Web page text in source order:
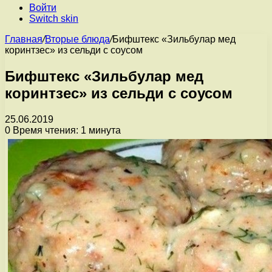
Войти
Switch skin
Главная/Вторые блюда/Бифштекс «Зильбулар мед
коринтзес» из сельди с соусом
Бифштекс «Зильбулар мед
коринтзес» из сельди с соусом
25.06.2019
0 Время чтения: 1 минута